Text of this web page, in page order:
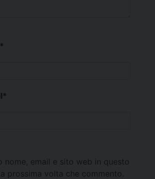
*
*
nome, email e sito web in questo
prossima volta che commento.